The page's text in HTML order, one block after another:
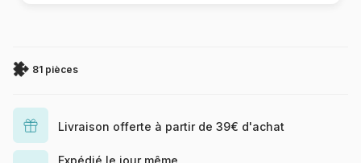
81 pièces
Livraison offerte à partir de 39€ d'achat
Expédié le jour même